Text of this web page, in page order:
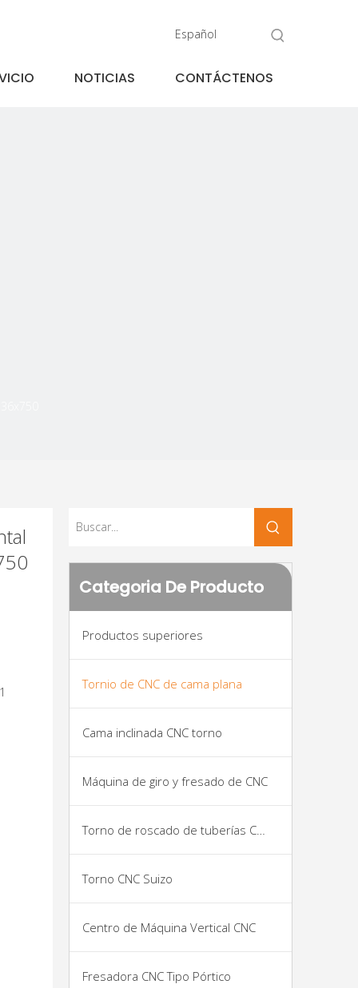
Español
NOTICIAS CONTÁCTENOS
Categoria De Producto
Productos superiores
Tornio de CNC de cama plana
Cama inclinada CNC torno
Máquina de giro y fresado de CNC
Torno de roscado de tuberías CNC
Torno CNC Suizo
Centro de Máquina Vertical CNC
Fresadora CNC Tipo Pórtico